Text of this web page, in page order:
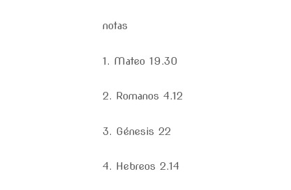
notas
1. Mateo 19.30
2. Romanos 4.12
3. Génesis 22
4. Hebreos 2.14